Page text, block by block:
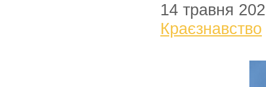
14 травня
Краєзнавство